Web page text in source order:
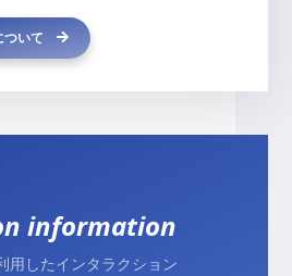
ついて
information
用したインタラクション